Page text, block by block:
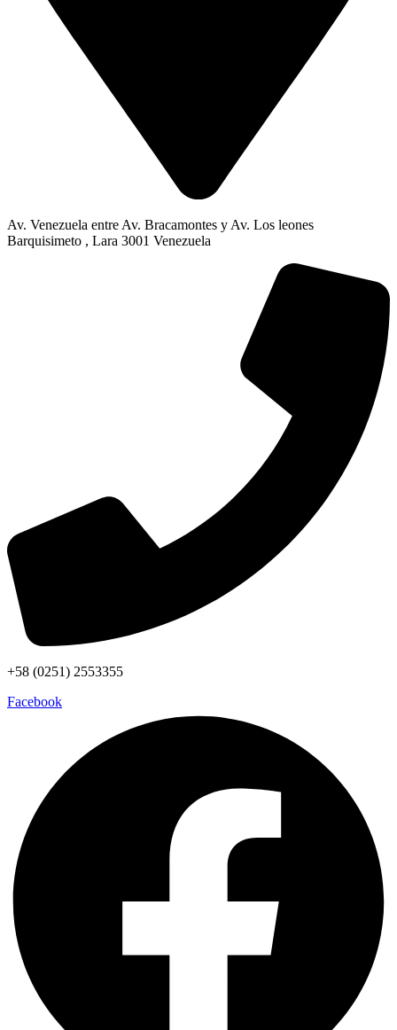
Av. Venezuela entre Av. Bracamontes y Av. Los leones
Barquisimeto , Lara 3001 Venezuela
+58 (0251) 2553355
Facebook